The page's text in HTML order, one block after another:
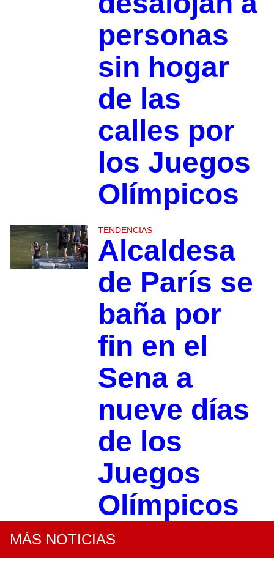
personas
sin hogar
de las
calles por
los Juegos
Olímpicos
TENDENCIAS
Alcaldesa
de París se
baña por
fin en el
Sena a
nueve días
de los
Juegos
Olímpicos
MÁS NOTICIAS